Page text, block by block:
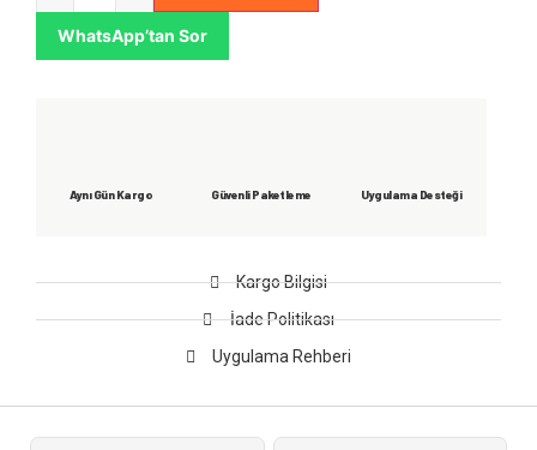
WhatsApp’tan Sor
Aynı Gün Kargo Güvenli Paketleme Uygulama Desteği
Kargo Bilgisi
İade Politikası
Uygulama Rehberi